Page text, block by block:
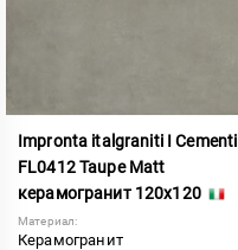
Impronta italgraniti I Cementi
FL0412 Taupe Matt
керамогранит 120x120
Материал:
Керамогранит